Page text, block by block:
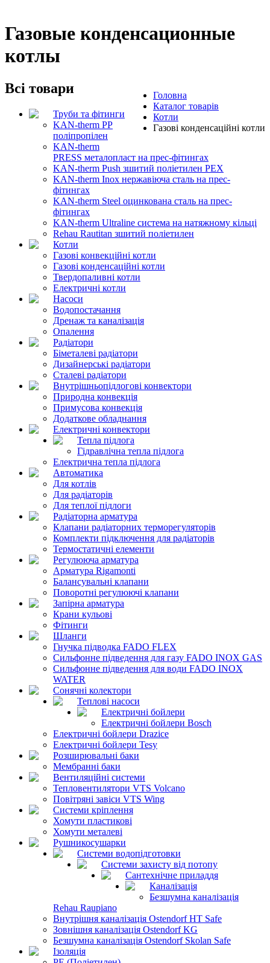
Газовые конденсационные
котлы
Головна
Каталог товарів
Котли
Газові конденсаційні котли
Всі товари
Труби та фітинги
KAN-therm PP
поліпропілен
KAN-therm
PRESS металопласт на прес-фітингах
KAN-therm Push зшитий поліетилен PEX
KAN-therm Inox нержавіюча сталь на прес-
фітингах
KAN-therm Steel оцинкована сталь на прес-
фітингах
KAN-therm Ultraline система на натяжному кільці
Rehau Rautitan зшитий поліетилен
Котли
Газові конвекційні котли
Газові конденсаційні котли
Твердопаливні котли
Електричні котли
Насоси
Водопостачання
Дренаж та каналізація
Опалення
Радіатори
Біметалеві радіатори
Дизайнерські радіатори
Сталеві радіатори
Внутрішньопідлогові конвектори
Природна конвекція
Примусова конвекція
Додаткове обладнання
Електричні конвектори
Тепла підлога
Гідравлічна тепла підлога
Електрична тепла підлога
Автоматика
Для котлів
Для радіаторів
Для теплої підлоги
Радіаторна арматура
Клапани радіаторних терморегуляторів
Комплекти підключення для радіаторів
Термостатичні елементи
Регулююча арматура
Арматура Rigamonti
Балансувальні клапани
Поворотні регулюючі клапани
Запірна арматура
Крани кульові
Фітинги
Шланги
Гнучка підводка FADO FLEX
Сильфонне підведення для газу FADO INOX GAS
Сильфонне підведення для води FADO INOX
WATER
Сонячні колектори
Теплові насоси
Електричні бойлери
Електричні бойлери Bosch
Електричні бойлери Drazice
Електричні бойлери Tesy
Розширювальні баки
Мембранні баки
Вентиляційні системи
Тепловентилятори VTS Volcano
Повітряні завіси VTS Wing
Системи кріплення
Хомути пластикові
Хомути металеві
Рушникосушарки
Системи водопідготовки
Системи захисту від потопу
Сантехнічне приладдя
Каналізація
Безшумна каналізація
Rehau Raupiano
Внутрішня каналізація Ostendorf HT Safe
Зовнішня каналізація Ostendorf KG
Безшумна каналізація Ostendorf Skolan Safe
Ізоляція